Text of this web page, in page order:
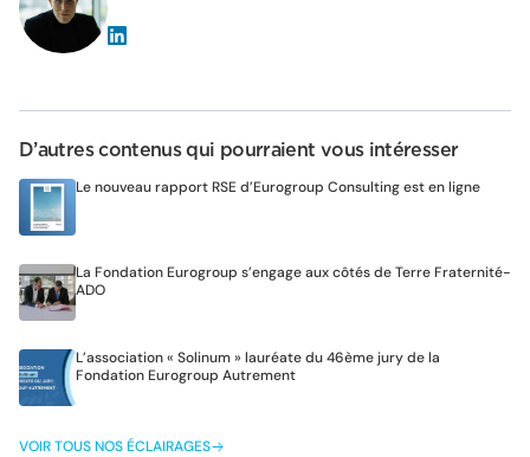
D’autres contenus qui pourraient vous intéresser
Le nouveau rapport RSE d’Eurogroup Consulting est en ligne
La Fondation Eurogroup s’engage aux côtés de Terre Fraternité-
ADO
L’association « Solinum » lauréate du 46ème jury de la
Fondation Eurogroup Autrement
VOIR TOUS NOS ÉCLAIRAGES